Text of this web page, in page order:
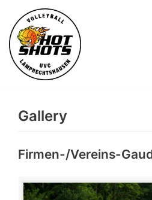
Skip
to
content
Gallery
Firmen-/Vereins-